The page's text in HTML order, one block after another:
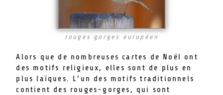
rouges gorges européen
Alors que de nombreuses cartes de Noël ont
des motifs religieux, elles sont de plus en
plus laïques. L’un des motifs traditionnels
contient des rouges-gorges, qui sont